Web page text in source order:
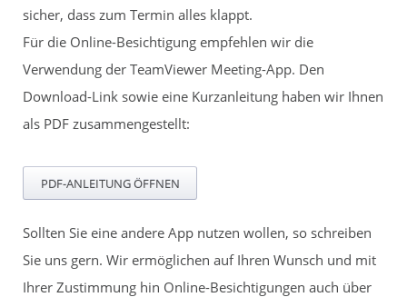
sicher, dass zum Termin alles klappt.
Für die Online-Besichtigung empfehlen wir die
Verwendung der TeamViewer Meeting-App. Den
Download-Link sowie eine Kurzanleitung haben wir Ihnen
als PDF zusammengestellt:
PDF-ANLEITUNG ÖFFNEN
Sollten Sie eine andere App nutzen wollen, so schreiben
Sie uns gern. Wir ermöglichen auf Ihren Wunsch und mit
Ihrer Zustimmung hin Online-Besichtigungen auch über